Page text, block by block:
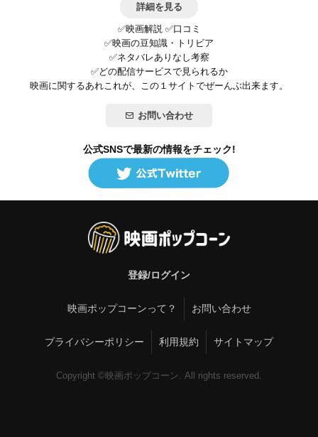
詳細を見る
✅映画解説 ✅口コミ
✅映画の豆知識・トリビア
✅ネタバレありなし考察
✅どの配信サービスで見られるか
映画に関するあれこれが、この１サイトでぜーんぶ出来ます。
お問い合わせ
公式SNSで最新の情報をチェック!
登録/ログイン
映画ポップコーンって？ お問い合わせ
プライバシーポリシー 利用規約 サイトマップ
Copyright ©映画ポップコーン. All rights reserved.